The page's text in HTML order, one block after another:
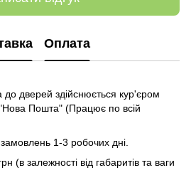
Оплата
до дверей здійснюється кур'єром
Пошта" (Працює по всій
1-3 робочих дні.
(в залежності від габаритів та ваги